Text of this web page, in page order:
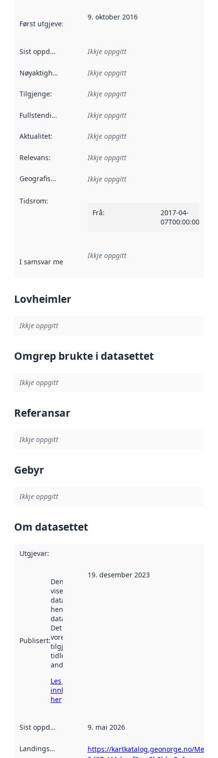
Først utgjeve:
9. oktober 2016
Sist oppdatert Ikkje oppgitt
Nøyaktigheit Ikkje oppgitt
Tilgjenge: Ikkje oppgitt
Fullstendigheit Ikkje oppgitt
Aktualitet: Ikkje oppgitt
Relevans: Ikkje oppgitt
Geografisk område Ikkje oppgitt
Tidsrom:
Frå:
2017-04-
07T00:00:00Z
I samsvar med Referanse til ei implementeringsregel eller
Ikkje oppgitt
Lovheimler
Ikkje oppgitt
Omgrep brukte i datasettet
Ikkje oppgitt
Referansar
Ikkje oppgitt
Gebyr
Ikkje oppgitt
Om datasettet
Utgjevar:
Publisert:
Denne datoen
viser når
datasettet vart
henta inn av
data.norge.no.
Det kan ha
vore
tilgjengeleg
tidlegare
andre stader.
Les meir om
innhenting
her
19. desember 2023
Sist oppdatert 9. mai 2026
Landingsside
https://kartkatalog.geonorge.no/